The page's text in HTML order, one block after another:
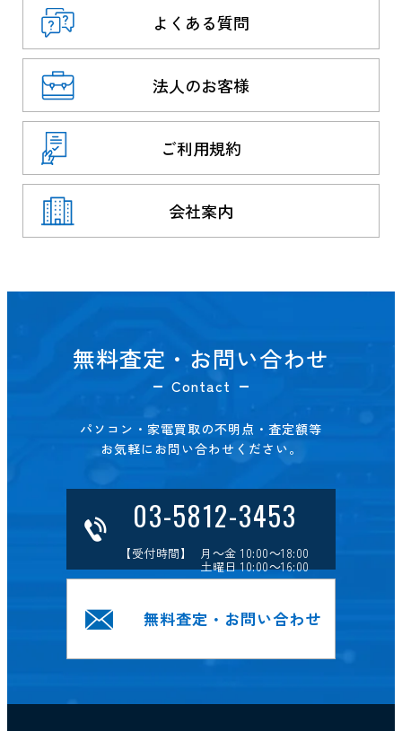
よくある質問
法人のお客様
ご利用規約
会社案内
無料査定・お問い合わせ
Contact
パソコン・家電買取の不明点・査定額等
お気軽にお問い合わせください。
03-5812-3453
【受付時間】 月～金 10:00～18:00
土曜日 10:00～16:00
無料査定・お問い合わせ